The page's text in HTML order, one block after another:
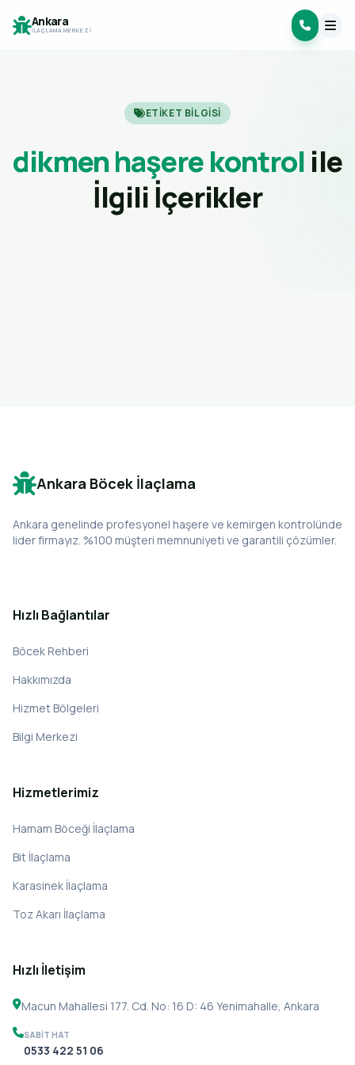
Ankara
İLAÇLAMA MERKEZI
ETIKET BILGISI
dikmen haşere kontrol ile
İlgili İçerikler
Ankara Böcek İlaçlama
Ankara genelinde profesyonel haşere ve kemirgen kontrolünde
lider firmayız. %100 müşteri memnuniyeti ve garantili çözümler.
Hızlı Bağlantılar
Böcek Rehberi
Hakkımızda
Hizmet Bölgeleri
Bilgi Merkezi
Hizmetlerimiz
Hamam Böceği İlaçlama
Bit İlaçlama
Karasinek İlaçlama
Toz Akarı İlaçlama
Hızlı İletişim
Macun Mahallesi 177. Cd. No: 16 D: 46 Yenimahalle, Ankara
SABIT HAT
0533 422 51 06